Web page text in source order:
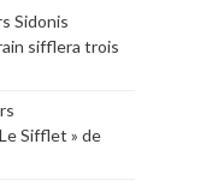
Sidonis
sifflera trois
Sifflet » de